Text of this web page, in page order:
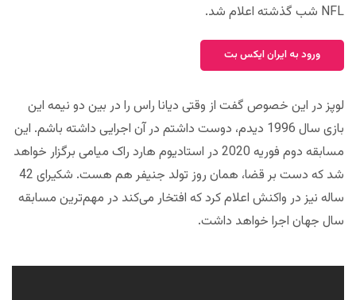
NFL شب گذشته اعلام شد.
ورود به ایران ایکس بت
لوپز در این خصوص گفت از وقتی دیانا راس را در بین دو نیمه این
بازی سال 1996 دیدم، دوست داشتم در آن اجرایی داشته باشم. این
مسابقه دوم فوریه 2020 در استادیوم هارد راک میامی برگزار خواهد
شد که دست بر قضا، همان روز تولد جنیفر هم هست. شکیرای 42
ساله نیز در واکنش اعلام کرد که افتخار می‌کند در مهم‌ترین مسابقه
سال جهان اجرا خواهد داشت.